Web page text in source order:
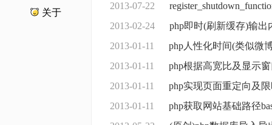
关于
2013-07-22
2013-02-24
php即时(刷新缓存)输出
2013-01-11
php人性化时间(类似微
2013-01-11
php根据高宽比及显示
2013-01-11
php实现页面重定向及
2013-01-11
php获取网站基础路径